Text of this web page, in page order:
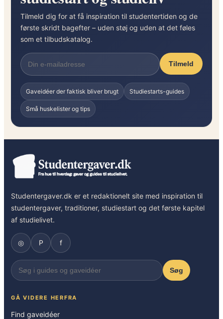
t
e
c
e
p
t
o
e
n
Tilmeld dig for at få inspiration til studentertiden og de
første skridt bagefter – uden støj og uden at det føles
som et tilbudskatalog.
Tilmeld
Gaveidéer der faktisk bliver brugt Studiestarts-guides
Små huskelister og tips
Studentergaver.dk er et redaktionelt site med inspiration til
studentergaver, traditioner, studiestart og det første kapitel
af studielivet.
◎ P f
Søg
GÅ VIDERE HERFRA
Find gaveidéer